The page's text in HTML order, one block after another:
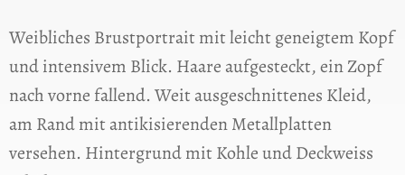
Weibliches Brustportrait mit leicht geneigtem Kopf
und intensivem Blick. Haare aufgesteckt, ein Zopf
nach vorne fallend. Weit ausgeschnittenes Kleid,
am Rand mit antikisierenden Metallplatten
versehen. Hintergrund mit Kohle und Deckweiss